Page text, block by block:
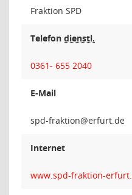
Fraktion SPD
Telefon dienstl.
0361- 655 2040
E-Mail
noitka
Internet
www.spd-fraktion-